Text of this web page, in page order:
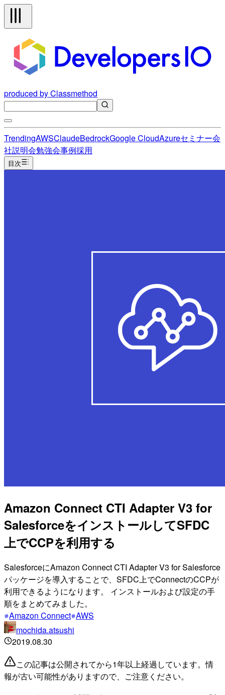
produced by Classmethod
TrendingAWSClaudeBedrockGoogle CloudAzureセミナー会
社説明会勉強会事例採用
目次
Amazon Connect CTI Adapter V3 for
SalesforceをインストールしてSFDC
上でCCPを利用する
SalesforceにAmazon Connect CTI Adapter V3 for Salesforce
パッケージを導入することで、SFDC上でConnectのCCPが
利用できるようになります。 インストールおよび設定の手
順をまとめてみました。
Amazon Connect AWS
mochida.atsushi
2019.08.30
この記事は公開されてから1年以上経過しています。情
報が古い可能性がありますので、ご注意ください。